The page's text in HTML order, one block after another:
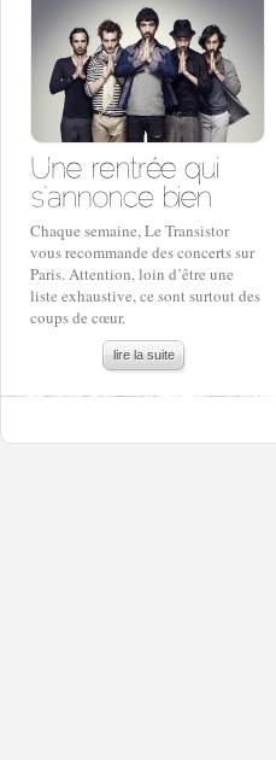
Chaque semaine, Le Transistor
vous recommande des concerts sur
Paris. Attention, loin d’être une
liste exhaustive, ce sont surtout des
coups de cœur.
lire la suite